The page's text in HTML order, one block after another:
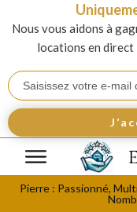
Nous vous aidons à
locations en
Pierre : Passionné,